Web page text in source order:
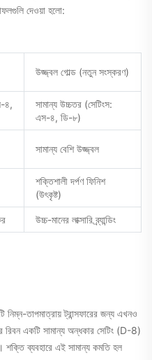
দেওয়া হলো:
উজ্জ্বল গোল্ড (নতুন সংস্করণ)
৪,
সামান্য উচ্চতর (সেটিংস:
এস-৪, ডি-৮)
সামান্য বেশি উজ্জ্বল
শক্তিশালী দর্পণ ফিনিশ
(উৎকৃষ্ট)
উচ্চ-মানের লাক্সারি ব্র্যান্ডিং
নিম্ন-তাপমাত্রায় ট্রান্সফারের জন্য এখনও
রিবনএকটি সামান্য অন্ধকার সেটিং (D-8)
শক্তি ব্যবহারে এই সামান্য কমতি হল